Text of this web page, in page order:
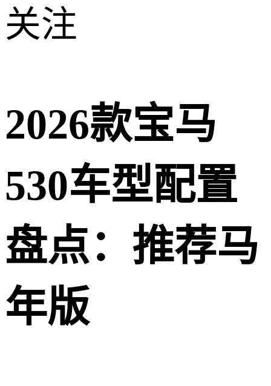
关注
2026款宝马
530车型配置
盘点：推荐马
年版